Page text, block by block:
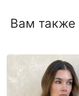
Вам также